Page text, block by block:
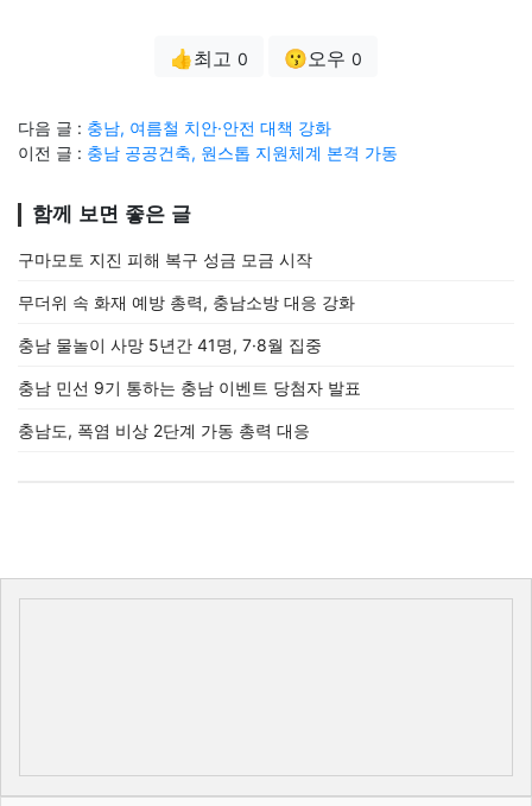
👍최고 0 😗오우 0
다음 글 : 충남, 여름철 치안·안전 대책 강화
이전 글 : 충남 공공건축, 원스톱 지원체계 본격 가동
함께 보면 좋은 글
구마모토 지진 피해 복구 성금 모금 시작
무더위 속 화재 예방 총력, 충남소방 대응 강화
충남 물놀이 사망 5년간 41명, 7·8월 집중
충남 민선 9기 통하는 충남 이벤트 당첨자 발표
충남도, 폭염 비상 2단계 가동 총력 대응